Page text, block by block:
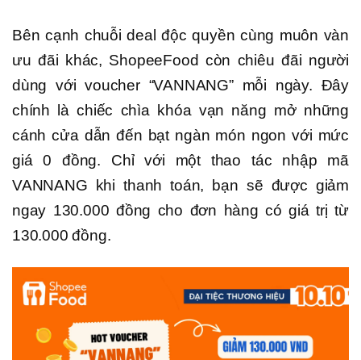
Bên cạnh chuỗi deal độc quyền cùng muôn vàn
ưu đãi khác, ShopeeFood còn chiêu đãi người
dùng với voucher “VANNANG” mỗi ngày. Đây
chính là chiếc chìa khóa vạn năng mở những
cánh cửa dẫn đến bạt ngàn món ngon với mức
giá 0 đồng. Chỉ với một thao tác nhập mã
VANNANG khi thanh toán, bạn sẽ được giảm
ngay 130.000 đồng cho đơn hàng có giá trị từ
130.000 đồng.